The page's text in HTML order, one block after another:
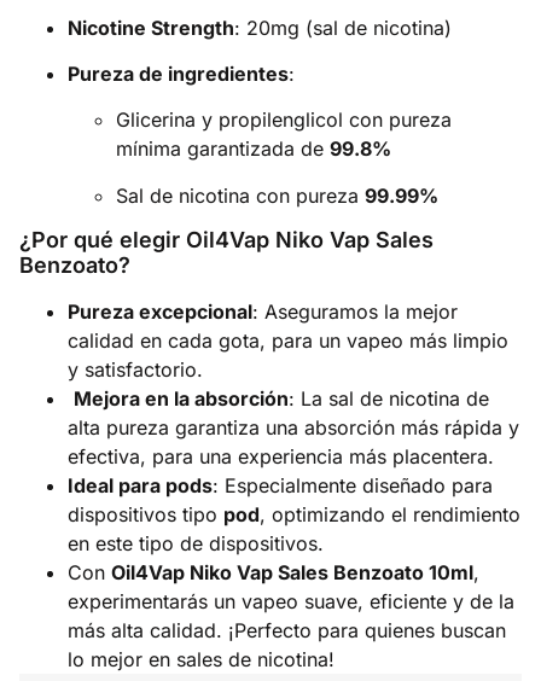
Nicotine Strength: 20mg (sal de nicotina)
Pureza de ingredientes:
Glicerina y propilenglicol con pureza
mínima garantizada de 99.8%
Sal de nicotina con pureza 99.99%
¿Por qué elegir Oil4Vap Niko Vap Sales
Benzoato?
Pureza excepcional: Aseguramos la mejor
calidad en cada gota, para un vapeo más limpio
y satisfactorio.
Mejora en la absorción: La sal de nicotina de
alta pureza garantiza una absorción más rápida y
efectiva, para una experiencia más placentera.
Ideal para pods: Especialmente diseñado para
dispositivos tipo pod, optimizando el rendimiento
en este tipo de dispositivos.
Con Oil4Vap Niko Vap Sales Benzoato 10ml,
experimentarás un vapeo suave, eficiente y de la
más alta calidad. ¡Perfecto para quienes buscan
lo mejor en sales de nicotina!